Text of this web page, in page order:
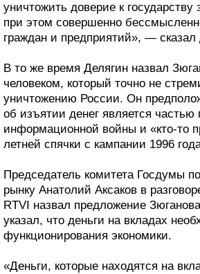
уничтожить доверие к государству
при этом совершенно
граждан и предприятий», — сказал
В то же время Делягин назвал
человеком, который точно не
уничтожению России. Он
об изъятии денег является частью
информационной войны и «кто-то
летней спячки с кампании 1996
Председатель комитета Госдумы
рынку Анатолий Аксаков в
RTVI назвал предложение
указал, что деньги на вкладах
функционирования экономики.
«Деньги, которые находятся на